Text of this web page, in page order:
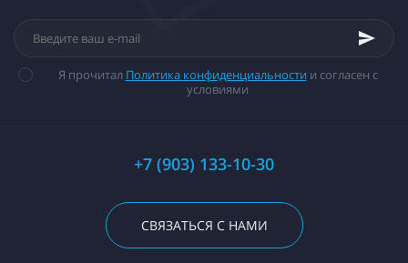
Я прочитал Политика конфиденциальности и согласен с
условиями
+7 (903) 133-10-30
СВЯЗАТЬСЯ С НАМИ